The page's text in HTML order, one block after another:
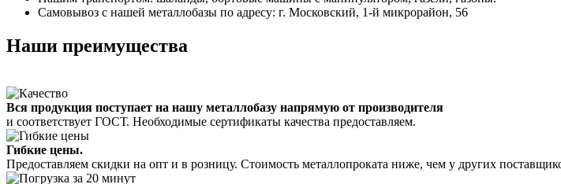
Самовывоз с нашей металлобазы по адресу: г. Московский, 1-й микрорайон, 56
Наши преимущества
Вся продукция поступает на нашу металлобазу напрямую от производителя
и соответствует ГОСТ. Необходимые сертификаты качества предоставляем.
Гибкие цены.
Предоставляем скидки на опт и в розницу. Стоимость металлопроката ниже, чем у других